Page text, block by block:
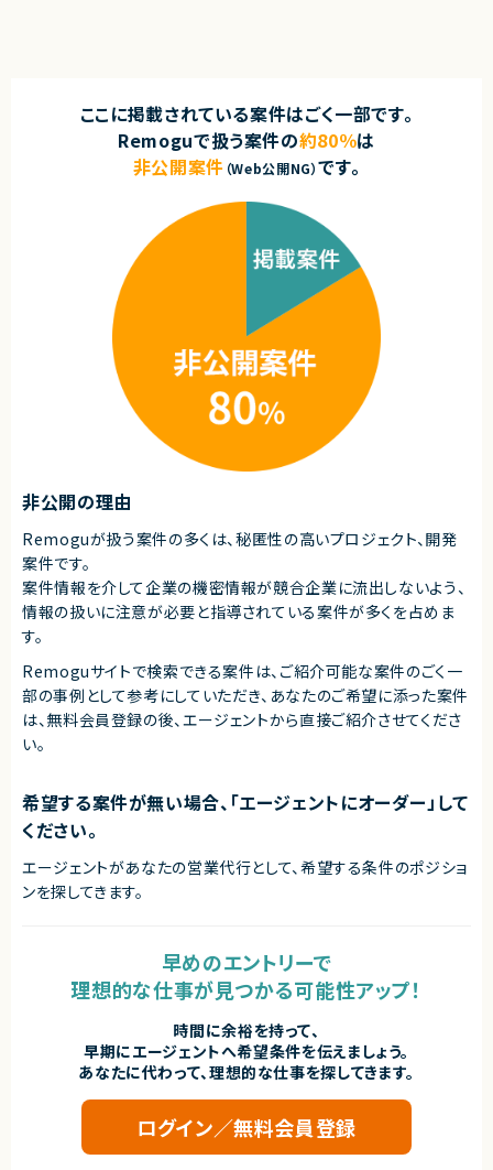
おいても大きな成長余地を持っています。
◆マーケットの魅力
日程調整は、多くの人が日常的に行う業務である一方、長年にわたり非効率
近年は、業務のデジタル化・生産性向上の流れを背景に、この分野自体が急
速に注目され、改善ニーズが顕在化しています。
本サービスは、その中でも機能面・体験面の両方で優位性を持ち、将来的に
はビジネスに欠かせないインフラ的存在となるポテンシャルを備えていま
求めるスキル
・Web／SaaSプロダクトにおけるPdMまたはそれに準ずる役割の経験
（プロダクト企画、要件定義、改善サイクルへの継続的な関与）
・ユーザー課題を起点とした機能設計・仕様設計の経験
・UI/UXに関する基礎的な知識・判断力
・開発優先度の設計・ロードマップ策定の経験
・エンジニアと円滑にコミュニケーションできる技術理解
・関係者（営業・CS・経営層）と連携しながらプロダクトを推進した経験
・自ら課題を発見し、主体的に意思決定・推進できる姿勢
契約形態
業務委託(準委任契約)
契約元
株式会社LASSIC
エージェントから
・フルリモートで働くことができます！
・まだ少人数の成長フェーズにて、コアメンバーとして携わることができま
す！
・自社SaaSプロダクトのリードに携わることができます！
■担当工程
・要件定義〜運用保守まで一気通貫
・Webアプリケーション開発の実務経験（設計〜実装〜運用まで一通り、言
・3名以上の開発チームのリード・マネジメント経験（育成・目標設定・評価へ
・アーキテクチャ設計・技術選定（ミドルウェア・SaaS含む）に意思決定者と
して関与した経験
・ビジネスサイド（PdM・営業・CS等）と合意形成しながらプロダクト開発を
・ビジネスレベルの日本語コミュニケーション（目安：日本語メインでの実務
・TypeScript / React / Next.js での開発経験（当社メイン技術スタック）
・Ruby on Rails 等でのバックエンド開発経験（既存プロダクトの改善に活
かせます）
・AWSインフラ設計・運用経験（ECS / Terraform / Docker）
・Claude Code・GitHub Copilot等AIツールを活用した開発経験（組織へ
の展開経験は特に歓迎）
・新規事業・新プロダクトの0→1立ち上げ経験
・採用活動への関与経験（スカウト・面接・採用基準の設計等）
・育成制度づくり（オンボーディング、ラダー設計、勉強会運営など）に関与し
・OSSコミュニティへの貢献や技術イベント登壇経験
契約形態
業務委託(準委任契約)
株式会社LASSIC
エージェントから
◎ フルリモート×裁量労働で場所・時間に縛られない柔軟な働き方が可能
です！
◎ コーディングとマネジメント両方に関われるため、技術力と組織力を同時
◎ 組織拡大フェーズのため、制度設計や文化づくりに深く関われます！
ここに掲載されている案件はごく一部です。
Remoguで扱う案件の約80％は
非公開案件 （Web公開NG）です。
非公開の理由
Remoguが扱う案件の多くは、秘匿性の高いプロジェクト、開発
案件です。
案件情報を介して企業の機密情報が競合企業に流出しないよう、
情報の扱いに注意が必要と指導されている案件が多くを占めま
す。
Remoguサイトで検索できる案件は、ご紹介可能な案件のごく一
部の事例として参考にしていただき、 あなたのご希望に添った案件
は、無料会員登録の後、エージェントから直接ご紹介させてくださ
い。
希望する案件が無い場合、「エージェントにオーダー」して
ください。
エージェントがあなたの営業代行として、希望する条件のポジショ
ンを探してきます。
早めのエントリーで
理想的な仕事が見つかる可能性アップ！
時間に余裕を持って、
早期にエージェントへ希望条件を伝えましょう。
あなたに代わって、理想的な仕事を探してきます。
ログイン／無料会員登録